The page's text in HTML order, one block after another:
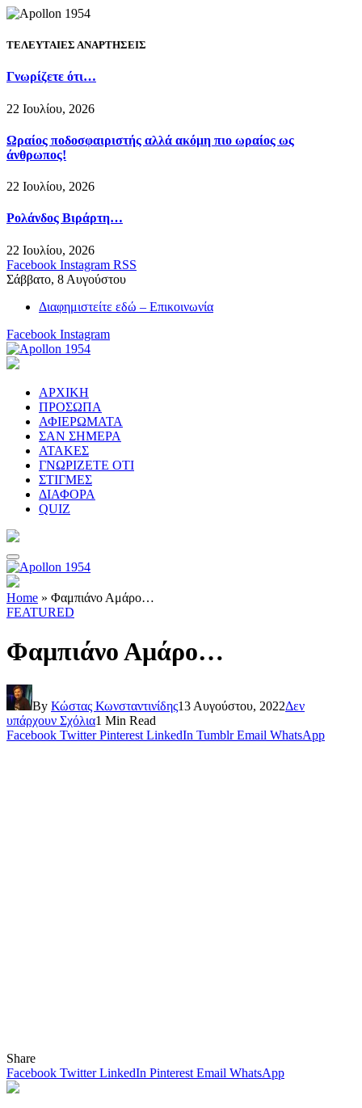
ΤΕΛΕΥΤΑΙΕΣ ΑΝΑΡΤΗΣΕΙΣ
Γνωρίζετε ότι…
22 Ιουλίου, 2026
Ωραίος ποδοσφαιριστής αλλά ακόμη πιο ωραίος ως
άνθρωπος!
22 Ιουλίου, 2026
Ρολάνδος Βιράρτη…
22 Ιουλίου, 2026
Facebook Instagram RSS
Σάββατο, 8 Αυγούστου
Διαφημιστείτε εδώ – Επικοινωνία
Facebook Instagram
ΑΡΧΙΚΗ
ΠΡΟΣΩΠΑ
ΑΦΙΕΡΩΜΑΤΑ
ΣΑΝ ΣΗΜΕΡΑ
ΑΤΑΚΕΣ
ΓΝΩΡΙΖΕΤΕ ΟΤΙ
ΣΤΙΓΜΕΣ
ΔΙΑΦΟΡΑ
QUIZ
Home » Φαμπιάνο Αμάρο…
FEATURED
Φαμπιάνο Αμάρο…
By Κώστας Κωνσταντινίδης13 Αυγούστου, 2022Δεν
υπάρχουν Σχόλια1 Min Read
Facebook Twitter Pinterest LinkedIn Tumblr Email WhatsApp
Share
Facebook Twitter LinkedIn Pinterest Email WhatsApp